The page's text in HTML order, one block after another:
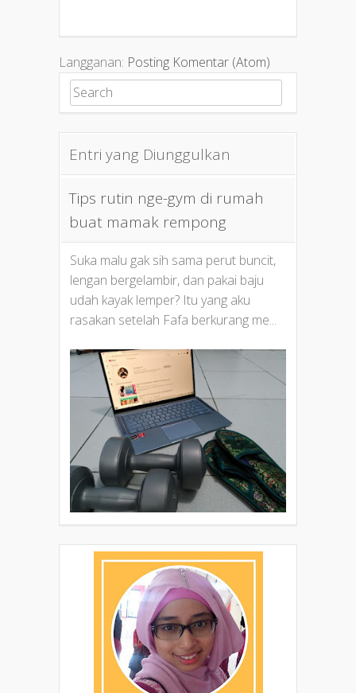
Langganan: Posting Komentar (Atom)
Search for:
Entri yang Diunggulkan
Tips rutin nge-gym di rumah
buat mamak rempong
Suka malu gak sih sama perut buncit,
lengan bergelambir, dan pakai baju
udah kayak lemper? Itu yang aku
rasakan setelah Fafa berkurang me...